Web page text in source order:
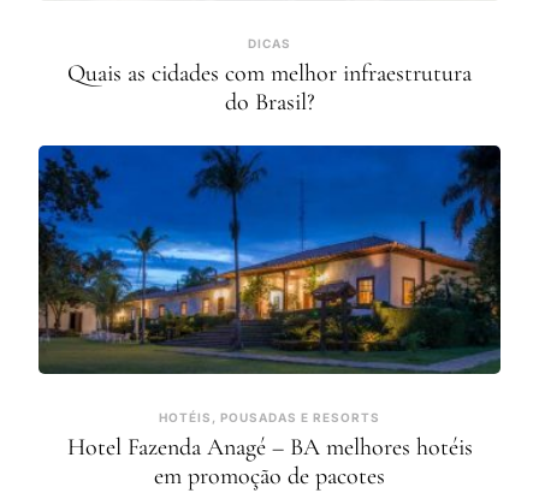
DICAS
Quais as cidades com melhor infraestrutura
do Brasil?
HOTÉIS, POUSADAS E RESORTS
Hotel Fazenda Anagé – BA melhores hotéis
em promoção de pacotes